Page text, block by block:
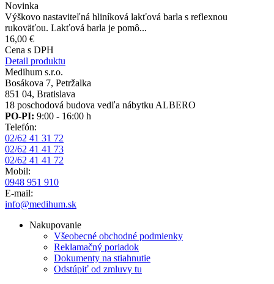
Novinka
Výškovo nastaviteľná hliníková lakťová barla s reflexnou
rukoväťou. Lakťová barla je pomô...
16,00 €
Cena s DPH
Detail produktu
Medihum s.r.o.
Bosákova 7, Petržalka
851 04, Bratislava
18 poschodová budova vedľa nábytku ALBERO
PO-PI: 9:00 - 16:00 h
Telefón:
02/62 41 31 72
02/62 41 41 73
02/62 41 41 72
Mobil:
0948 951 910
E-mail:
info@medihum.sk
Nakupovanie
Všeobecné obchodné podmienky
Reklamačný poriadok
Dokumenty na stiahnutie
Odstúpiť od zmluvy tu